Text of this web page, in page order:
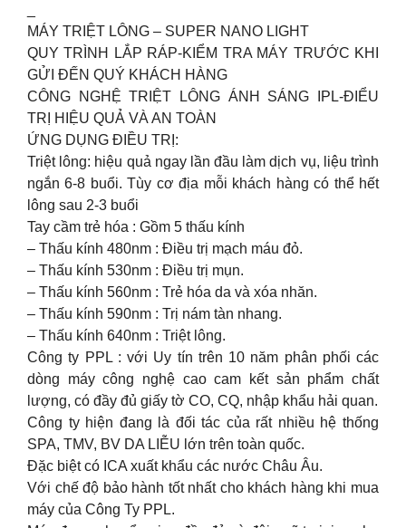
MÁY TRIỆT LÔNG – SUPER NANO LIGHT
QUY TRÌNH LẮP RÁP-KIỂM TRA MÁY TRƯỚC KHI
GỬI ĐẾN QUÝ KHÁCH HÀNG
CÔNG NGHỆ TRIỆT LÔNG ÁNH SÁNG IPL-ĐIỂU
TRỊ HIỆU QUẢ VÀ AN TOÀN
ỨNG DỤNG ĐIỀU TRỊ:
Triệt lông: hiệu quả ngay lần đầu làm dịch vụ, liệu trình
ngắn 6-8 buổi. Tùy cơ địa mỗi khách hàng có thể hết
lông sau 2-3 buổi
Tay cầm trẻ hóa : Gồm 5 thấu kính
– Thấu kính 480nm : Điều trị mạch máu đỏ.
– Thấu kính 530nm : Điều trị mụn.
– Thấu kính 560nm : Trẻ hóa da và xóa nhăn.
– Thấu kính 590nm : Trị nám tàn nhang.
– Thấu kính 640nm : Triệt lông.
Công ty PPL : với Uy tín trên 10 năm phân phối các
dòng máy công nghệ cao cam kết sản phẩm chất
lượng, có đầy đủ giấy tờ CO, CQ, nhập khẩu hải quan.
Công ty hiện đang là đối tác của rất nhiều hệ thống
SPA, TMV, BV DA LIỄU lớn trên toàn quốc.
Đặc biệt có ICA xuất khẩu các nước Châu Âu.
Với chế độ bảo hành tốt nhất cho khách hàng khi mua
máy của Công Ty PPL.